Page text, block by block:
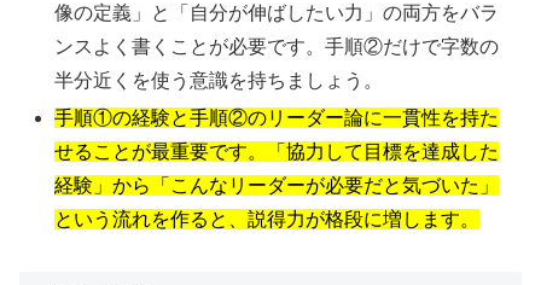
像の定義」と「自分が伸ばしたい力」の両方をバラ
ンスよく書くことが必要です。手順②だけで字数の
半分近くを使う意識を持ちましょう。
手順①の経験と手順②のリーダー論に一貫性を持た
せることが最重要です。「協力して目標を達成した
経験」から「こんなリーダーが必要だと気づいた」
という流れを作ると、説得力が格段に増します。